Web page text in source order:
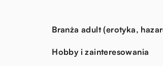
Branża adult (erotyka,
Hobby i zainteresowania